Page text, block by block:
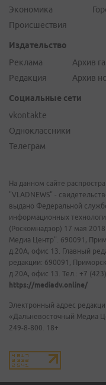
Экономика
Происшествия
Издательство
Реклама
Редакция
Архив
Архив
Социальные сети
vkontakte
Одноклассники
Телеграм
На данном сайте
"VLADNEWS" -
выдано Федеральной
информационных
(Роскомнадзор) 17 мая
Медиа Центр". 690091,
д.20А, офис 13. Главный
редакции: 690091,
д.20А, офис 13. Тел.: +7
https://mediadv.online/
Электронный адрес
«Дальневосточный Медиа
249-8-800. 18+